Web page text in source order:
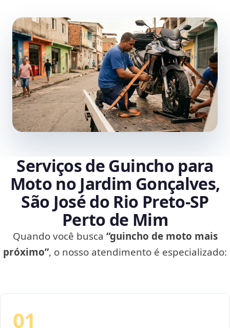
Serviços de Guincho para
Moto no Jardim Gonçalves,
São José do Rio Preto‑SP
Perto de Mim
Quando você busca “guincho de moto mais
próximo”, o nosso atendimento é especializado:
01